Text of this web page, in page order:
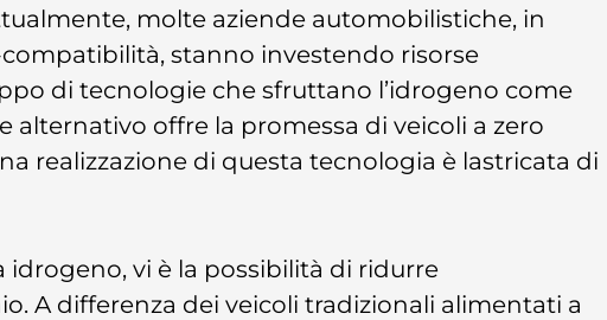
molte aziende automobilistiche, in
stanno investendo risorse
di tecnologie che sfruttano l’idrogeno come
offre la promessa di veicoli a zero
realizzazione di questa tecnologia è lastricata di
vi è la possibilità di ridurre
A differenza dei veicoli tradizionali alimentati a